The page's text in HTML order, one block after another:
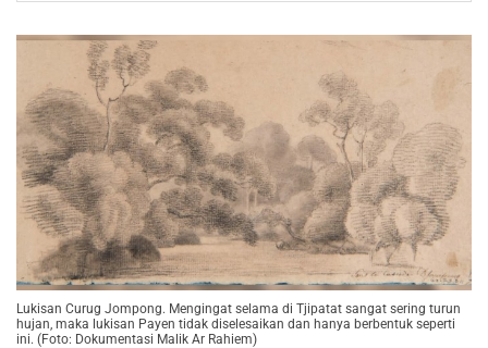
Lukisan Curug Jompong. Mengingat selama di Tjipatat sangat sering turun
hujan, maka lukisan Payen tidak diselesaikan dan hanya berbentuk seperti
ini. (Foto: Dokumentasi Malik Ar Rahiem)